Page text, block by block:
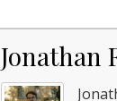
Jonathan